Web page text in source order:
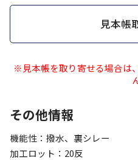
見本帳
※見本帳を取り寄せる場合は
その他情報
機能性：撥水、裏シレー
加工ロット：20反